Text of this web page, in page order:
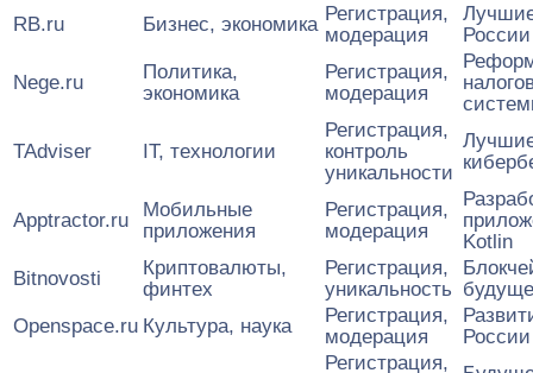
RB.ru Бизнес, экономика Регистрация,
модерация
Nege.ru
Политика,
экономика
Регистрация,
модерация
TAdviser IT, технологии
Регистрация,
контроль
уникальности
Apptractor.ru
Мобильные
приложения
Регистрация,
модерация
Kotlin
Bitnovosti
Криптовалюты,
финтех
Регистрация,
уникальность
Openspace.ru Культура, наука
Регистрация,
модерация
России
Регистрация,